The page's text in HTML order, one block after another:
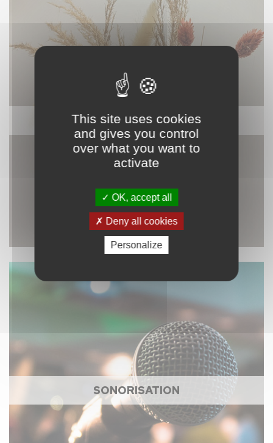
DÉCORATION
SONORISATION
This site uses cookies
and gives you control
over what you want to
activate
OK, accept all
Deny all cookies
Personalize